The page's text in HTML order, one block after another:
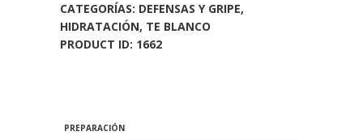
CATEGORÍAS: DEFENSAS Y GRIPE,
HIDRATACIÓN, TE BLANCO
PRODUCT ID: 1662
PREPARACIÓN